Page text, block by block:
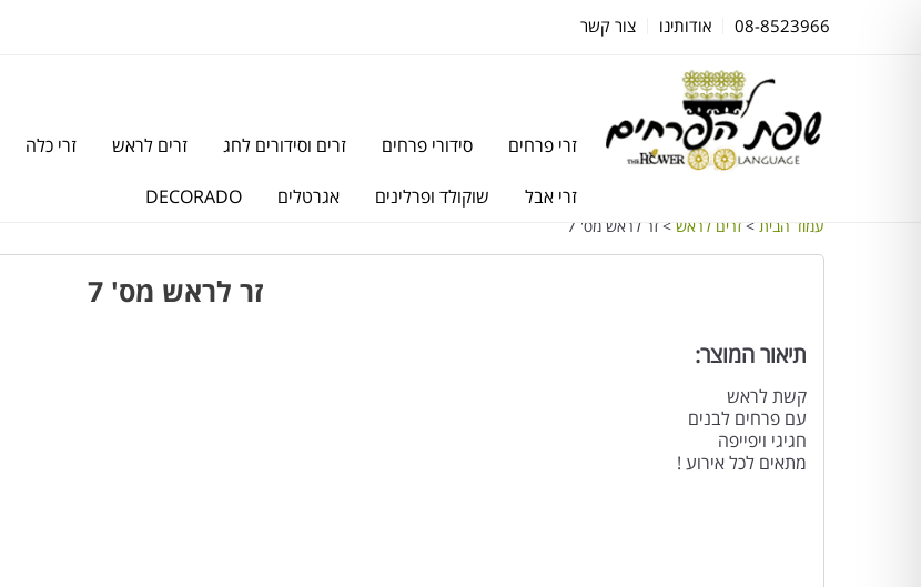
08-8523966 אודותינו צור קשר
זרי פרחים סידורי פרחים זרים וסידורים לחג זרים לראש זרי כלה
זרי אבל שוקולד ופרלינים אגרטלים DECORADO
עמוד הבית > זרים לראש > זר לראש מס' 7
זר לראש מס' 7
תיאור המוצר:
קשת לראש
עם פרחים לבנים
חגיגי ויפייפה
מתאים לכל אירוע !